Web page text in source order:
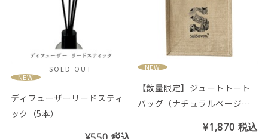
SOLD OUT
NEW
ディフューザーリードスティ
ック（5本）
NEW
【数量限定】ジュートトート
バッグ（ナチュラルベージ
¥1,870 税込